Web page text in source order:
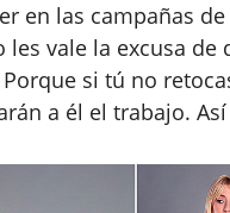
en las campañas
les vale la excusa de
si tú no
a él el trabajo.